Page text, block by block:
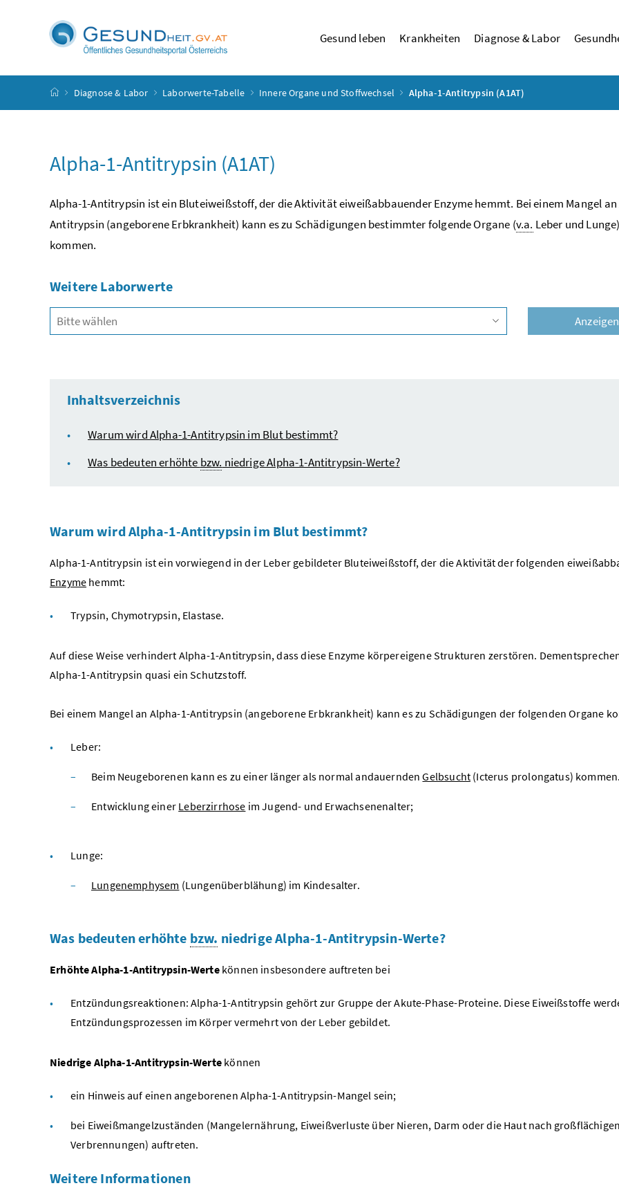
Gesund leben Krankheiten Diagnose & Labor
Startseite
Diagnose & Labor Laborwerte-Tabelle Innere Organe und Stoffwechsel Alpha-1-Antitrypsin (A1AT)
Alpha-1-Antitrypsin (A1AT)
Alpha-1-Antitrypsin ist ein Bluteiweißstoff, der die Aktivität eiweißabbauender Enzyme hemmt. Bei einem Mangel an
Antitrypsin (angeborene Erbkrankheit) kann es zu Schädigungen bestimmter folgende Organe (v.a. Leber und Lunge)
kommen.
Weitere Laborwerte
Anzeigen
Inhaltsverzeichnis
Warum wird Alpha-1-Antitrypsin im Blut bestimmt?
Was bedeuten erhöhte bzw. niedrige Alpha-1-Antitrypsin-Werte?
Warum wird Alpha-1-Antitrypsin im Blut bestimmt?
Alpha-1-Antitrypsin ist ein vorwiegend in der Leber gebildeter Bluteiweißstoff, der die Aktivität der folgenden
Enzyme hemmt:
Trypsin, Chymotrypsin, Elastase.
Auf diese Weise verhindert Alpha-1-Antitrypsin, dass diese Enzyme körpereigene Strukturen zerstören.
Alpha-1-Antitrypsin quasi ein Schutzstoff.
Bei einem Mangel an Alpha-1-Antitrypsin (angeborene Erbkrankheit) kann es zu Schädigungen der folgenden Organe
Leber:
Beim Neugeborenen kann es zu einer länger als normal andauerndenGelbsucht (Icterus prolongatus) kommen.
Entwicklung einer Leberzirrhose im Jugend- und Erwachsenenalter;
Lunge:
Lungenemphysem (Lungenüberblähung) im Kindesalter.
Was bedeuten erhöhte bzw. niedrige Alpha-1-Antitrypsin-Werte?
Erhöhte Alpha-1-Antitrypsin-Wertekönnen insbesondere auftreten bei
Entzündungsreaktionen: Alpha-1-Antitrypsin gehört zur Gruppe der Akute-Phase-Proteine. Diese Eiweißstoffe
Entzündungsprozessen im Körper vermehrt von der Leber gebildet.
Niedrige Alpha-1-Antitrypsin-Wertekönnen
ein Hinweis auf einen angeborenen Alpha-1-Antitrypsin-Mangel sein;
bei Eiweißmangelzuständen (Mangelernährung, Eiweißverluste über Nieren, Darm oder die Haut nach großflächigen
Verbrennungen) auftreten.
Weitere Informationen